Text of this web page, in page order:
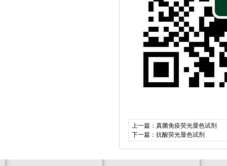
上一篇： 真菌免疫荧光显色试剂
下一篇： 抗酸荧光显色试剂